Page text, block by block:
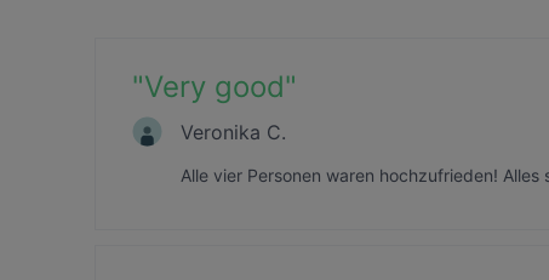
"Very good"
Veronika C.
Alle vier Personen waren hochzufrieden!